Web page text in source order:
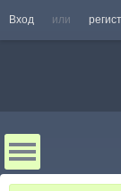
Вход или